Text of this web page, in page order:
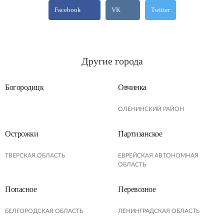
Facebook VK Twitter
Другие города
Богородицк Овчинка
ОЛЕНИНСКИЙ РАЙОН
Острожки
ТВЕРСКАЯ ОБЛАСТЬ
Партизанское
ЕВРЕЙСКАЯ АВТОНОМНАЯ
ОБЛАСТЬ
Попасное
БЕЛГОРОДСКАЯ ОБЛАСТЬ
Перевозное
ЛЕНИНГРАДСКАЯ ОБЛАСТЬ